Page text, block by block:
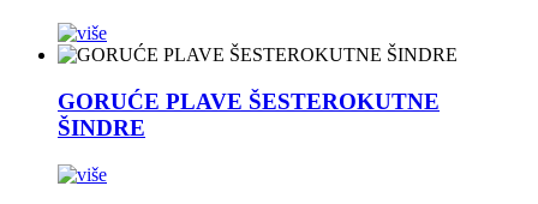
GORUĆE PLAVE ŠESTEROKUTNE
ŠINDRE